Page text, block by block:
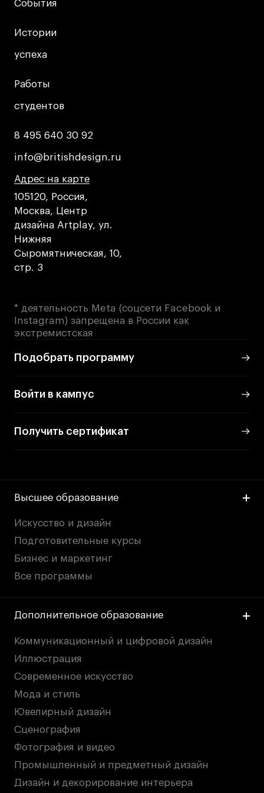
© 2026 БВШД
Условия возврата
Лицензия на осуществление образовательной
деятельности АНО ВО «Универсальный
Университет»
Карта сайта
События
События
Истории
успеха
Истории
успеха
Работы
студентов
Работы
студентов
8 495 640 30 92
8 495 640 30 92
info@britishdesign.ru
info@britishdesign.ru
Адрес на карте
Адрес на карте
Адрес на карте
105120, Россия,
Москва, Центр
дизайна Artplay, ул.
Нижняя
Сыромятническая, 10,
стр. 3
* деятельность Meta (соцсети Facebook и
Instagram) запрещена в России как
экстремистская
Подобрать программу
Войти в кампус
Получить сертификат
Высшее образование
Искусство и дизайн
Подготовительные курсы
Бизнес и маркетинг
Все программы
Дополнительное образование
Коммуникационный и цифровой дизайн
Иллюстрация
Современное искусство
Мода и стиль
Ювелирный дизайн
Сценография
Фотография и видео
Промышленный и предметный дизайн
Дизайн и декорирование интерьера